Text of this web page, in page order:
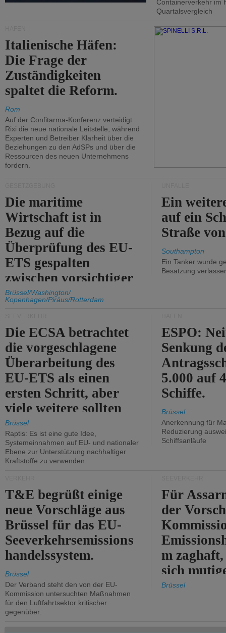
Containerverkehr im
Quartalsvergleich
Italienische Häfen:
Die Frage der
Zuständigkeiten
spaltet die Reform.
Rom
Auf der Confitarma-Konferenz verteidigt
Rixi die neue nationale Leitstelle, während
Experten und Betreiber Klarheit über die
Beziehungen zu den AdSPs und über die
Ressourcen des neuen Unternehmens
fordern.
Die maritime
Wirtschaft ist in
Bezug auf die
Überprüfung des EU-
ETS gespalten
zwischen vorsichtiger
Unterstützung und
Kritik.
Brüssel/Washington/
Kopenhagen/Piräus/Rotterdam
Ein
auf ein
Straße
Southampton
Ein Tanker wurde
Besatzung
Die ECSA betrachtet
die vorgeschlagene
Überarbeitung des
EU-ETS als einen
ersten Schritt, aber
viele weitere sollten
folgen.
Brüssel
Raptis: Es ist eine gute Idee,
Systemeinnahmen auf EU- und nationaler
Ebene zur Unterstützung nachhaltiger
Kraftstoffe zu verwenden.
ESPO:
Senkung
5.000 auf
Schiffe.
Brüssel
Anerkennung für
Reduzierung
Schiffsanläufe
T&E begrüßt einige
neue Vorschläge aus
Brüssel für das EU-
Seeverkehrsemissions
handelssystem.
Brüssel
Der Verband steht den von der EU-
Kommission untersuchten Maßnahmen
für den Luftfahrtsektor kritischer
gegenüber.
Für
der
m
sich
Brüssel